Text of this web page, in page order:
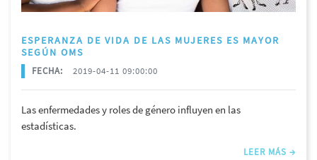
ESPERANZA DE VIDA DE LAS MUJERES ES MAYOR
SEGÚN OMS
FECHA: 2019-04-11 09:00:00
Las enfermedades y roles de género influyen en las
estadísticas.
LEER MÁS →